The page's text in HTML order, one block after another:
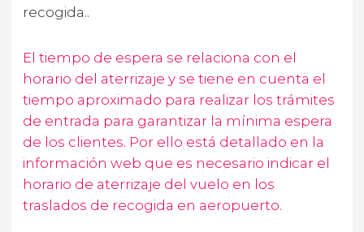
recogida..
El tiempo de espera se relaciona con el
horario del aterrizaje y se tiene en cuenta el
tiempo aproximado para realizar los trámites
de entrada para garantizar la mínima espera
de los clientes. Por ello está detallado en la
información web que es necesario indicar el
horario de aterrizaje del vuelo en los
traslados de recogida en aeropuerto.